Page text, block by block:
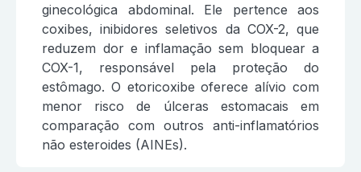
ginecológica abdominal. Ele pertence aos
coxibes, inibidores seletivos da COX-2, que
reduzem dor e inflamação sem bloquear a
COX-1, responsável pela proteção do
estômago. O etoricoxibe oferece alívio com
menor risco de úlceras estomacais em
comparação com outros anti-inflamatórios
não esteroides (AINEs).